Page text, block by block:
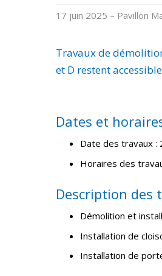
17 juin 2025 – Pavillon
Travaux de
et D restent
Dates et
Date des travaux :
Horaires des
Description des
Démolition et
Installation de
Installation de